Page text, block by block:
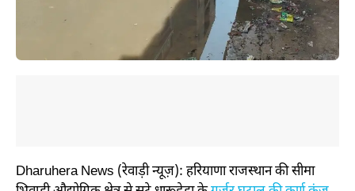
Dharuhera News (रेवाड़ी न्यूज़): हरियाणा राजस्थान की सीमा